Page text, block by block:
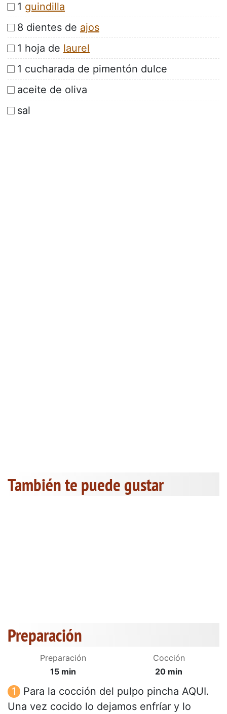
1 guindilla
8 dientes de ajos
1 hoja de laurel
1 cucharada de pimentón dulce
aceite de oliva
sal
También te puede gustar
Preparación
Preparación
15 min
Cocción
20 min
Para la cocción del pulpo pincha AQUI.
Una vez cocido lo dejamos enfríar y lo